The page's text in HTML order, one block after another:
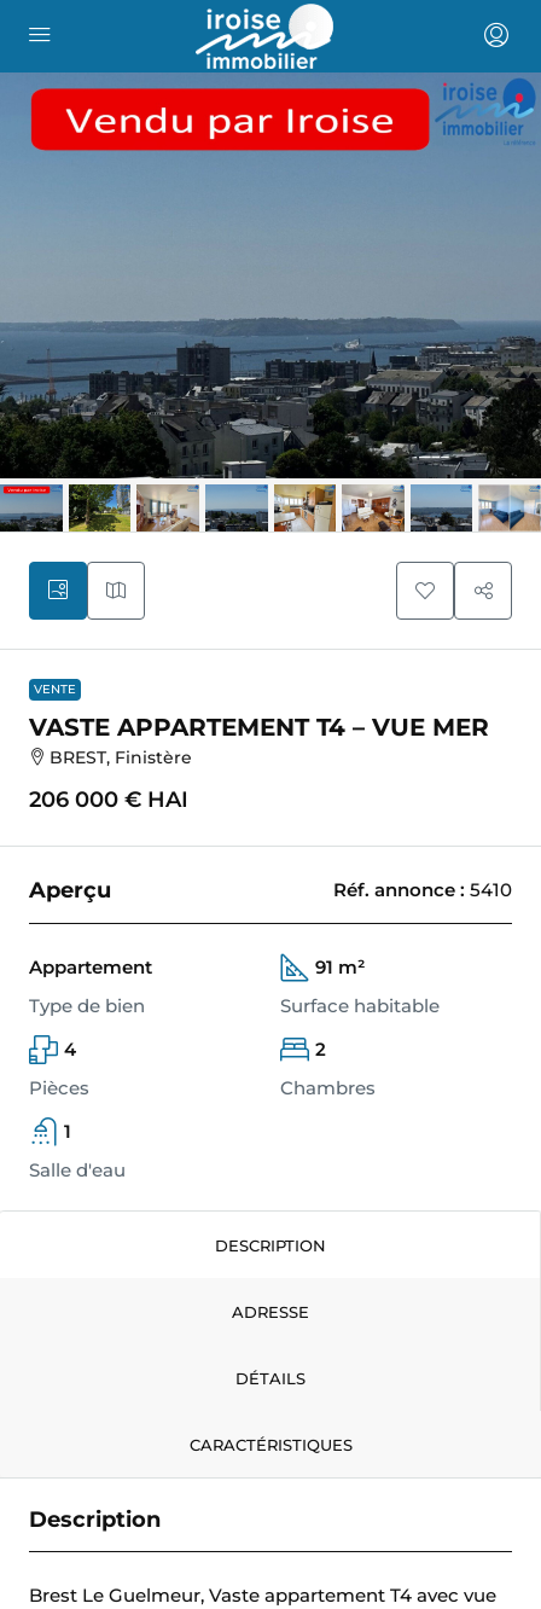
VENTE
VASTE APPARTEMENT T4 – VUE MER
BREST, Finistère
206 000 € HAI
Aperçu Réf. annonce : 5410
Appartement
Type de bien
91 m²
Surface habitable
4
Pièces
2
Chambres
1
Salle d'eau
DESCRIPTION
ADRESSE
DÉTAILS
CARACTÉRISTIQUES
Description
Brest Le Guelmeur, Vaste appartement T4 avec vue